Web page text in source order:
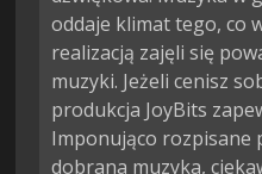
oddaje klimat tego, co
realizacją zajęli się
muzyki. Jeżeli cenisz
produkcja JoyBits
Imponująco rozpisane
dobrana muzyka,